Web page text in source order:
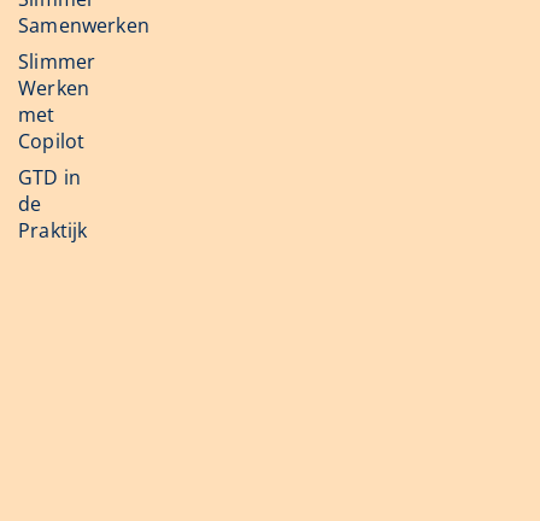
Samenwerken
Slimmer
Werken
met
Copilot
GTD in
de
Praktijk